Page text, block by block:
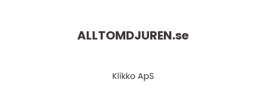
ALLTOMDJUREN.se